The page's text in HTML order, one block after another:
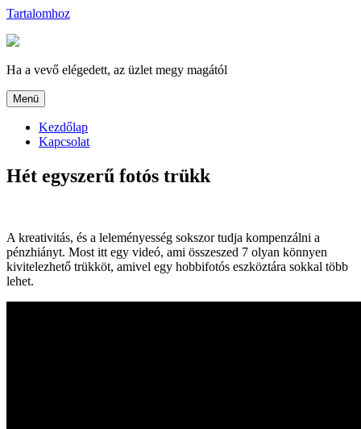
Tartalomhoz
Ha a vevő elégedett, az üzlet megy magától
Menü
Kezdőlap
Kapcsolat
Hét egyszerű fotós trükk
A kreativitás, és a leleményesség sokszor tudja kompenzálni a
pénzhiányt. Most itt egy videó, ami összeszed 7 olyan könnyen
kivitelezhető trükköt, amivel egy hobbifotós eszköztára sokkal több
lehet.